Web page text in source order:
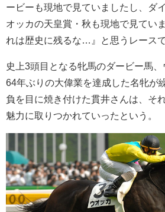
ービーも現地で見ていましたし、ダ
オッカの天皇賞・秋も現地で見てい
れは歴史に残るな…』と思うレースで
史上3頭目となる牝馬のダービー馬、
64年ぶりの大偉業を達成した名牝が
負を目に焼き付けた貫井さんは、そ
魅力に取りつかれていったという。